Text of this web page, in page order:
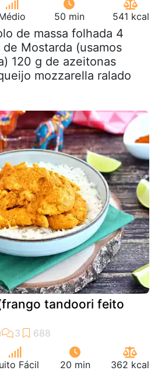
50 min 541 kcal
de massa folhada 4
Mostarda (usamos
120 g de azeitonas
mozzarella ralado
tandoori feito
Fácil 20 min 362 kcal